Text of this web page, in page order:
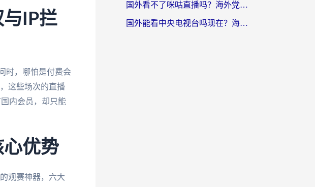
IP拦
时，哪怕是付费会
这些场次的直播
内会员，却只能
优势
观赛神器，六大
国外看不了咪咕直播吗？海外党追剧看片的加速器选择指南
国外能看中央电视台吗现在？海外党追剧看央视的实用指南